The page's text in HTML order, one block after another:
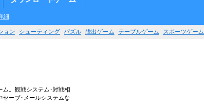
細
ョン シューティング パズル 脱出ゲーム テーブルゲーム スポーツゲーム
ム。観戦システム･対戦相
セーブ･メールシステムな